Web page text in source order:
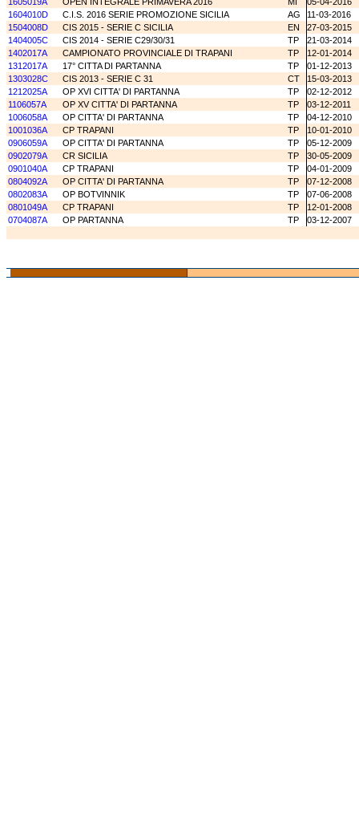
1604010D
C.I.S. 2016 SERIE PROMOZIONE SICILIA AG
11-03-2016
1504008D
CIS 2015 - SERIE C SICILIA EN
27-03-2015
1404005C
CIS 2014 - SERIE C29/30/31 TP
21-03-2014
1402017A
CAMPIONATO PROVINCIALE DI TRAPANI TP
12-01-2014
1312017A
17° CITTA DI PARTANNA TP
01-12-2013
1303028C
CIS 2013 - SERIE C 31 CT
15-03-2013
1212025A
OP XVI CITTA' DI PARTANNA TP
02-12-2012
1106057A
OP XV CITTA' DI PARTANNA TP
03-12-2011
1006058A
OP CITTA' DI PARTANNA TP
04-12-2010
1001036A
CP TRAPANI TP
10-01-2010
0906059A
OP CITTA' DI PARTANNA TP
05-12-2009
0902079A
CR SICILIA TP
30-05-2009
0901040A
CP TRAPANI TP
04-01-2009
0804092A
OP CITTA' DI PARTANNA TP
07-12-2008
0802083A
OP BOTVINNIK TP
07-06-2008
0801049A
CP TRAPANI TP
12-01-2008
0704087A
OP PARTANNA TP 03-12-2007